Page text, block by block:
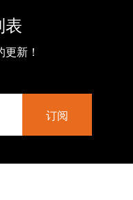
表
新！